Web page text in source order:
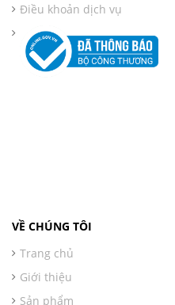
Điều khoản dịch vụ
VỀ CHÚNG TÔI
Trang chủ
Giới thiệu
Sản phẩm